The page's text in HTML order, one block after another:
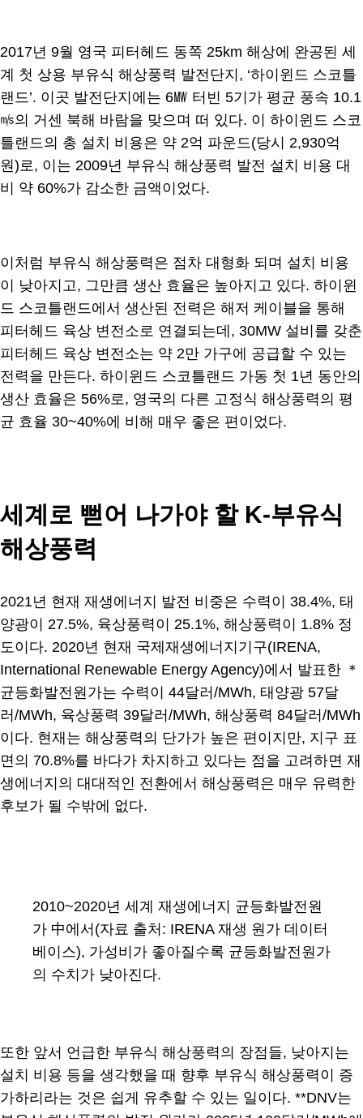
2017년 9월 영국 피터헤드 동쪽 25km 해상에 완공된 세
계 첫 상용 부유식 해상풍력 발전단지, ‘하이윈드 스코틀
랜드’. 이곳 발전단지에는 6㎿ 터빈 5기가 평균 풍속 10.1
㎧의 거센 북해 바람을 맞으며 떠 있다. 이 하이윈드 스코
틀랜드의 총 설치 비용은 약 2억 파운드(당시 2,930억
원)로, 이는 2009년 부유식 해상풍력 발전 설치 비용 대
비 약 60%가 감소한 금액이었다.
이처럼 부유식 해상풍력은 점차 대형화 되며 설치 비용
이 낮아지고, 그만큼 생산 효율은 높아지고 있다. 하이윈
드 스코틀랜드에서 생산된 전력은 해저 케이블을 통해
피터헤드 육상 변전소로 연결되는데, 30MW 설비를 갖춘
피터헤드 육상 변전소는 약 2만 가구에 공급할 수 있는
전력을 만든다. 하이윈드 스코틀랜드 가동 첫 1년 동안의
생산 효율은 56%로, 영국의 다른 고정식 해상풍력의 평
균 효율 30~40%에 비해 매우 좋은 편이었다.
세계로 뻗어 나가야 할 K-부유식
해상풍력
2021년 현재 재생에너지 발전 비중은 수력이 38.4%, 태
양광이 27.5%, 육상풍력이 25.1%, 해상풍력이 1.8% 정
도이다. 2020년 현재 국제재생에너지기구(IRENA,
International Renewable Energy Agency)에서 발표한 ＊
균등화발전원가는 수력이 44달러/MWh, 태양광 57달
러/MWh, 육상풍력 39달러/MWh, 해상풍력 84달러/MWh
이다. 현재는 해상풍력의 단가가 높은 편이지만, 지구 표
면의 70.8%를 바다가 차지하고 있다는 점을 고려하면 재
생에너지의 대대적인 전환에서 해상풍력은 매우 유력한
후보가 될 수밖에 없다.
2010~2020년 세계 재생에너지 균등화발전원
가 中에서(자료 출처: IRENA 재생 원가 데이터
베이스), 가성비가 좋아질수록 균등화발전원가
의 수치가 낮아진다.
또한 앞서 언급한 부유식 해상풍력의 장점들, 낮아지는
설치 비용 등을 생각했을 때 향후 부유식 해상풍력이 증
가하리라는 것은 쉽게 유추할 수 있는 일이다. **DNV는